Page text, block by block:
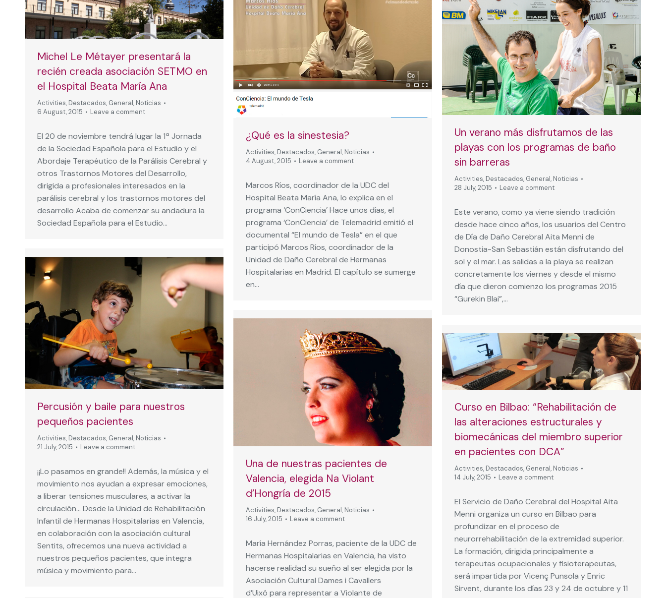
Michel Le Métayer presentará la
recién creada asociación SETMO en
el Hospital Beata María Ana
Activities, Destacados, General, Noticias
6 August, 2015
Leave a comment
El 20 de noviembre tendrá lugar la 1ª Jornada
de la Sociedad Española para el Estudio y el
Abordaje Terapéutico de la Parálisis Cerebral y
otros Trastornos Motores del Desarrollo,
dirigida a profesionales interesados en la
parálisis cerebral y los trastornos motores del
desarrollo Acaba de comenzar su andadura la
Sociedad Española para el Estudio…
¿Qué es la sinestesia?
Activities, Destacados, General, Noticias
4 August, 2015
Leave a comment
Marcos Ríos, coordinador de la UDC del
Hospital Beata María Ana, lo explica en el
programa ‘ConCiencia’ Hace unos días, el
programa ‘ConCiencia’ de Telemadrid emitió el
documental “El mundo de Tesla” en el que
participó Marcos Ríos, coordinador de la
Unidad de Daño Cerebral de Hermanas
Hospitalarias en Madrid. El capítulo se sumerge
en…
Un verano más disfrutamos de las
playas con los programas de baño
sin barreras
Activities, Destacados, General, Noticias
28 July, 2015
Leave a comment
Este verano, como ya viene siendo tradición
desde hace cinco años, los usuarios del Centro
de Día de Daño Cerebral Aita Menni de
Donostia-San Sebastián están disfrutando del
sol y el mar. Las salidas a la playa se realizan
concretamente los viernes y desde el mismo
día que dieron comienzo los programas 2015
“Gurekin Blai”,…
Percusión y baile para nuestros
pequeños pacientes
Activities, Destacados, General, Noticias
21 July, 2015
Leave a comment
¡¡Lo pasamos en grande!! Además, la música y el
movimiento nos ayudan a expresar emociones,
a liberar tensiones musculares, a activar la
circulación… Desde la Unidad de Rehabilitación
Infantil de Hermanas Hospitalarias en Valencia,
en colaboración con la asociación cultural
Sentits, ofrecemos una nueva actividad a
nuestros pequeños pacientes, que integra
música y movimiento para…
Una de nuestras pacientes de
Valencia, elegida Na Violant
d’Hongría de 2015
Activities, Destacados, General, Noticias
16 July, 2015
Leave a comment
María Hernández Porras, paciente de la UDC de
Hermanas Hospitalarias en Valencia, ha visto
hacerse realidad su sueño al ser elegida por la
Asociación Cultural Dames i Cavallers
d’Uixó para representar a Violante de
Curso en Bilbao: “Rehabilitación de
las alteraciones estructurales y
biomecánicas del miembro superior
en pacientes con DCA”
Activities, Destacados, General, Noticias
14 July, 2015
Leave a comment
El Servicio de Daño Cerebral del Hospital Aita
Menni organiza un curso en Bilbao para
profundizar en el proceso de
neurorrehabilitación de la extremidad superior.
La formación, dirigida principalmente a
terapeutas ocupacionales y fisioterapeutas,
será impartida por Vicenç Punsola y Enric
Sirvent, durante los días 23 y 24 de octubre y 11